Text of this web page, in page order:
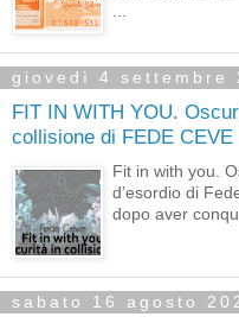
giovedì 4 settembre
FIT IN WITH YOU.
collisione di FEDE CEVE
Fit in with you.
d’esordio di
dopo aver
sabato 16 agosto